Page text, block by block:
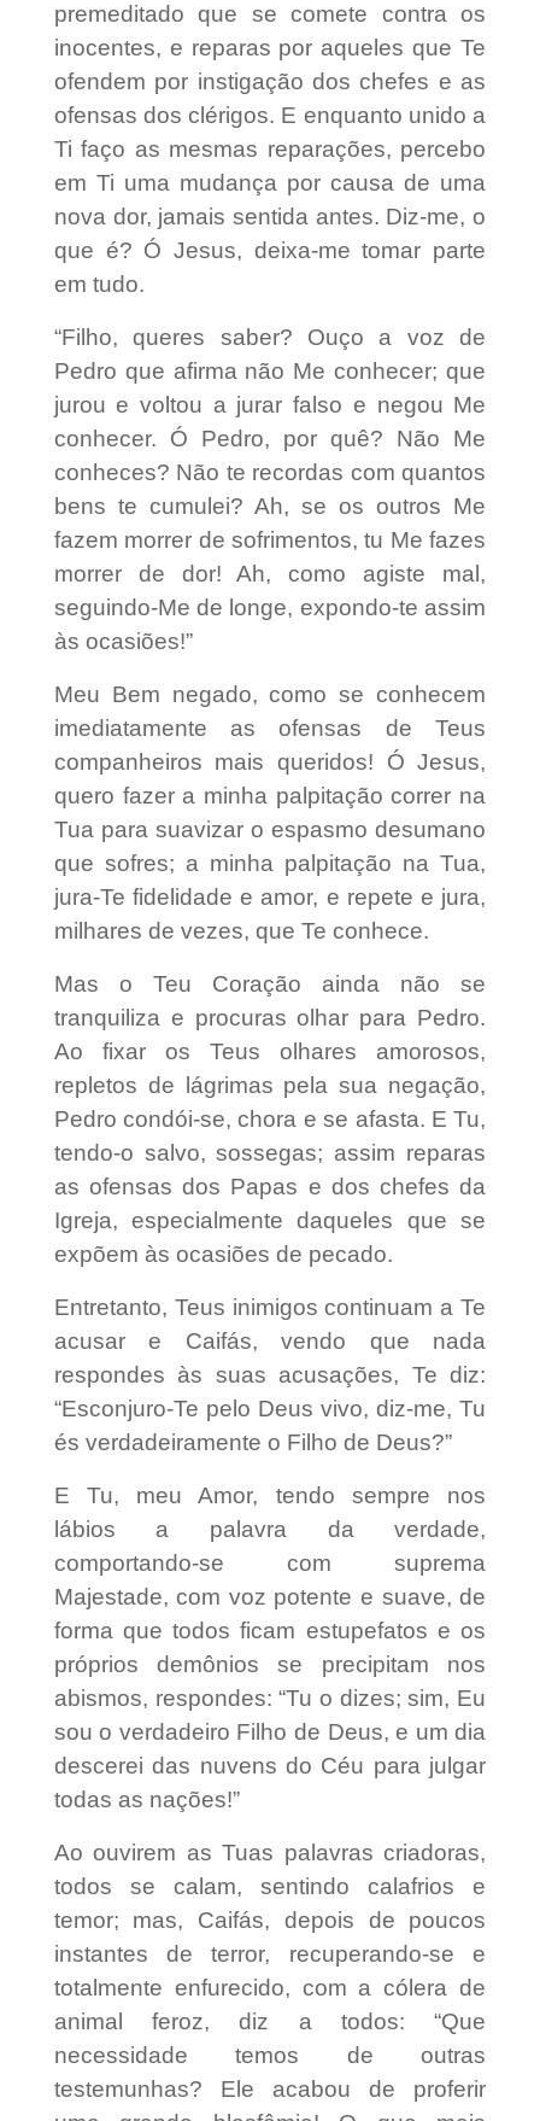
premeditado que se comete contra os
inocentes, e reparas por aqueles que Te
ofendem por instigação dos chefes e as
ofensas dos clérigos. E enquanto unido a
Ti faço as mesmas reparações, percebo
em Ti uma mudança por causa de uma
nova dor, jamais sentida antes. Diz-me, o
que é? Ó Jesus, deixa-me tomar parte
em tudo.
“Filho, queres saber? Ouço a voz de
Pedro que afirma não Me conhecer; que
jurou e voltou a jurar falso e negou Me
conhecer. Ó Pedro, por quê? Não Me
conheces? Não te recordas com quantos
bens te cumulei? Ah, se os outros Me
fazem morrer de sofrimentos, tu Me fazes
morrer de dor! Ah, como agiste mal,
seguindo-Me de longe, expondo-te assim
às ocasiões!”
Meu Bem negado, como se conhecem
imediatamente as ofensas de Teus
companheiros mais queridos! Ó Jesus,
quero fazer a minha palpitação correr na
Tua para suavizar o espasmo desumano
que sofres; a minha palpitação na Tua,
jura-Te fidelidade e amor, e repete e jura,
milhares de vezes, que Te conhece.
Mas o Teu Coração ainda não se
tranquiliza e procuras olhar para Pedro.
Ao fixar os Teus olhares amorosos,
repletos de lágrimas pela sua negação,
Pedro condói-se, chora e se afasta. E Tu,
tendo-o salvo, sossegas; assim reparas
as ofensas dos Papas e dos chefes da
Igreja, especialmente daqueles que se
expõem às ocasiões de pecado.
Entretanto, Teus inimigos continuam a Te
acusar e Caifás, vendo que nada
respondes às suas acusações, Te diz:
“Esconjuro-Te pelo Deus vivo, diz-me, Tu
és verdadeiramente o Filho de Deus?”
E Tu, meu Amor, tendo sempre nos
lábios a palavra da verdade,
comportando-se com suprema
Majestade, com voz potente e suave, de
forma que todos ficam estupefatos e os
próprios demônios se precipitam nos
abismos, respondes: “Tu o dizes; sim, Eu
sou o verdadeiro Filho de Deus, e um dia
descerei das nuvens do Céu para julgar
todas as nações!”
Ao ouvirem as Tuas palavras criadoras,
todos se calam, sentindo calafrios e
temor; mas, Caifás, depois de poucos
instantes de terror, recuperando-se e
totalmente enfurecido, com a cólera de
animal feroz, diz a todos: “Que
necessidade temos de outras
testemunhas? Ele acabou de proferir